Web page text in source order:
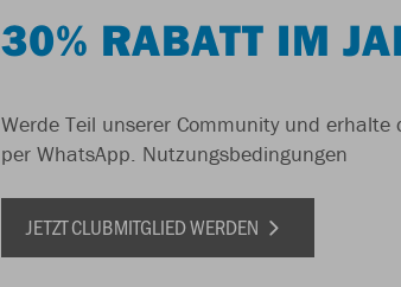
30% RABATT IM
Werde Teil unserer Community und
per WhatsApp. Nutzungsbedingungen
JETZT CLUBMITGLIED WERDEN